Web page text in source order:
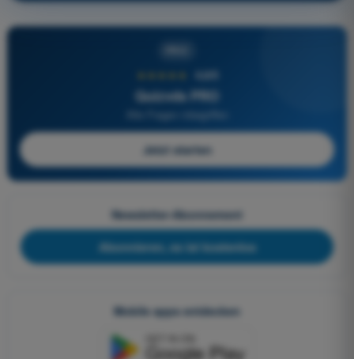
4,6/5
Quizvds PRO
Alle Fragen inbegriffen
Jetzt starten
Newsletter-Abonnement
Abonnieren, es ist kostenlos
Mobile apps entdecken